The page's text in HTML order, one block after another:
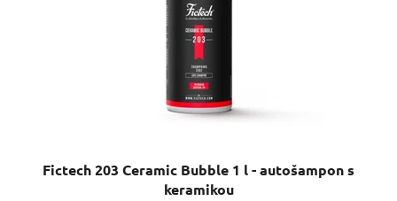
Fictech 203 Ceramic Bubble 1 l - autošampon s
keramikou